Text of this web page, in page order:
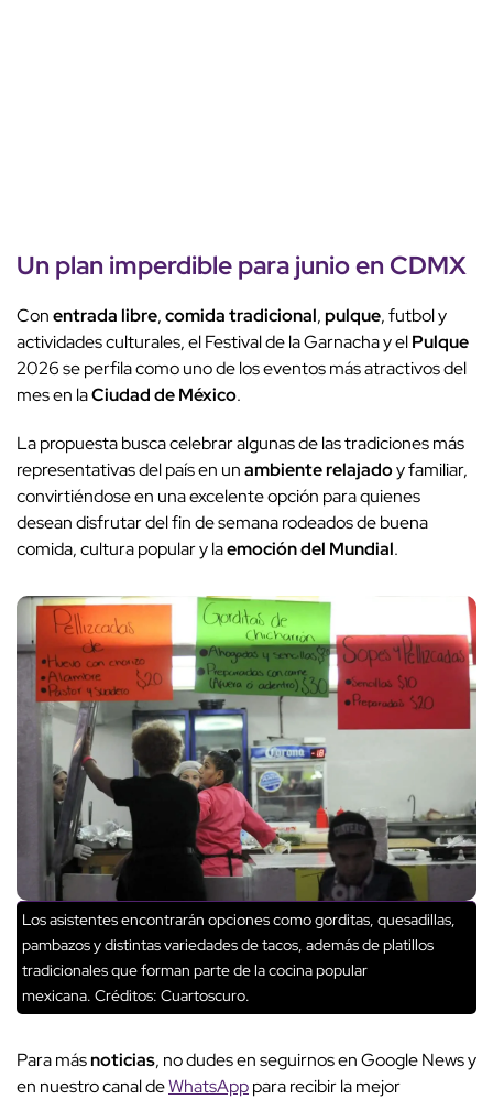
Un plan imperdible para junio en CDMX
Conentrada libre,comida tradicional,pulque, futbol y
actividades culturales, el Festival de la Garnacha y elPulque
2026 se perfila como uno de los eventos más atractivos del
mes en laCiudad de México.
La propuesta busca celebrar algunas de las tradiciones más
representativas del país en unambiente relajadoy familiar,
convirtiéndose en una excelente opción para quienes
desean disfrutar del fin de semana rodeados de buena
comida, cultura popular y laemoción del Mundial.
Los asistentes encontrarán opciones como gorditas, quesadillas,
pambazos y distintas variedades de tacos, además de platillos
tradicionales que forman parte de la cocina popular
mexicana. Créditos: Cuartoscuro.
Para másnoticias, no dudes en seguirnos en Google News y
en nuestro canal deWhatsApppara recibir la mejor